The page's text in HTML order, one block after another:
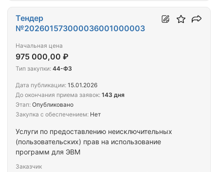
Услуги по предоставлению неисключительных
(пользовательских) прав на использование
программ для ЭВМ
Заказчик
Тендер
№202601573000036001000003
Начальная цена
975 000,00 ₽
Тип закупки: 44-ФЗ
Дата публикации: 15.01.2026
До окончания приема заявок: 143 дня
Этап: Опубликовано
Закупка с обеспечением: Нет